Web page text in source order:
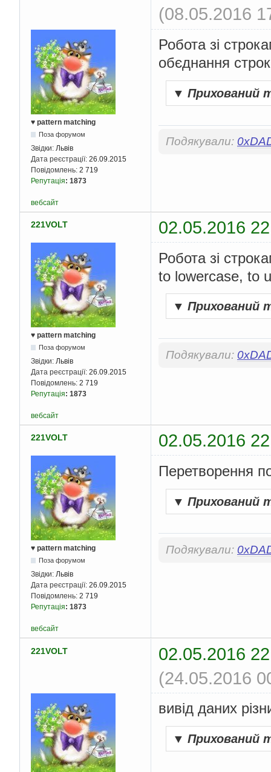
(08.05.2016
♥ pattern matching
Поза форумом
Звідки: Львів
Дата реєстрації: 26.09.2015
Повідомлень: 2 719
Репутація: 1873
Робота зі
обєднання
▼ Прихований
Подякували:
вебсайт
221VOLT 02.05.2016
♥ pattern matching
Поза форумом
Звідки: Львів
Дата реєстрації: 26.09.2015
Повідомлень: 2 719
Репутація: 1873
Робота зі
to lowercase, to
▼ Прихований
Подякували:
вебсайт
221VOLT 02.05.2016
♥ pattern matching
Поза форумом
Звідки: Львів
Дата реєстрації: 26.09.2015
Повідомлень: 2 719
Репутація: 1873
Перетворення
▼ Прихований
Подякували:
вебсайт
221VOLT
02.05.2016
(24.05.2016
вивід даних
▼ Прихований